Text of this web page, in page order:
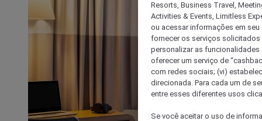
Resorts, Business Travel,
Activities & Events, Limitless
ou acessar informações em
fornecer os serviços solicitados
personalizar as
oferecer um serviço de
com redes sociais; (vi)
direcionada. Para cada um de
entre esses diferentes usos
Se você aceitar o uso de